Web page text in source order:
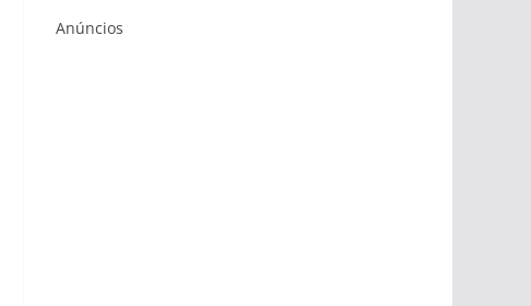
Anúncios